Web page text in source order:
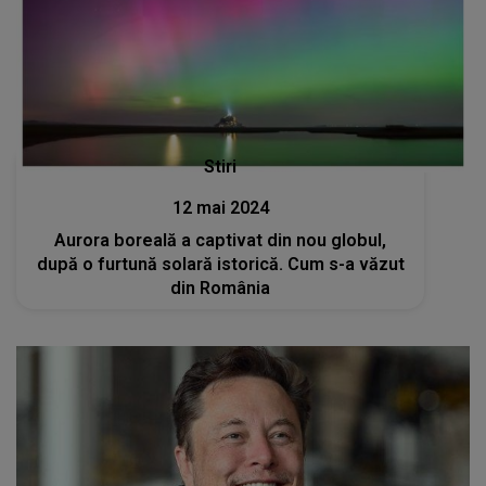
Stiri
12 mai 2024
Aurora boreală a captivat din nou globul,
după o furtună solară istorică. Cum s-a văzut
din România